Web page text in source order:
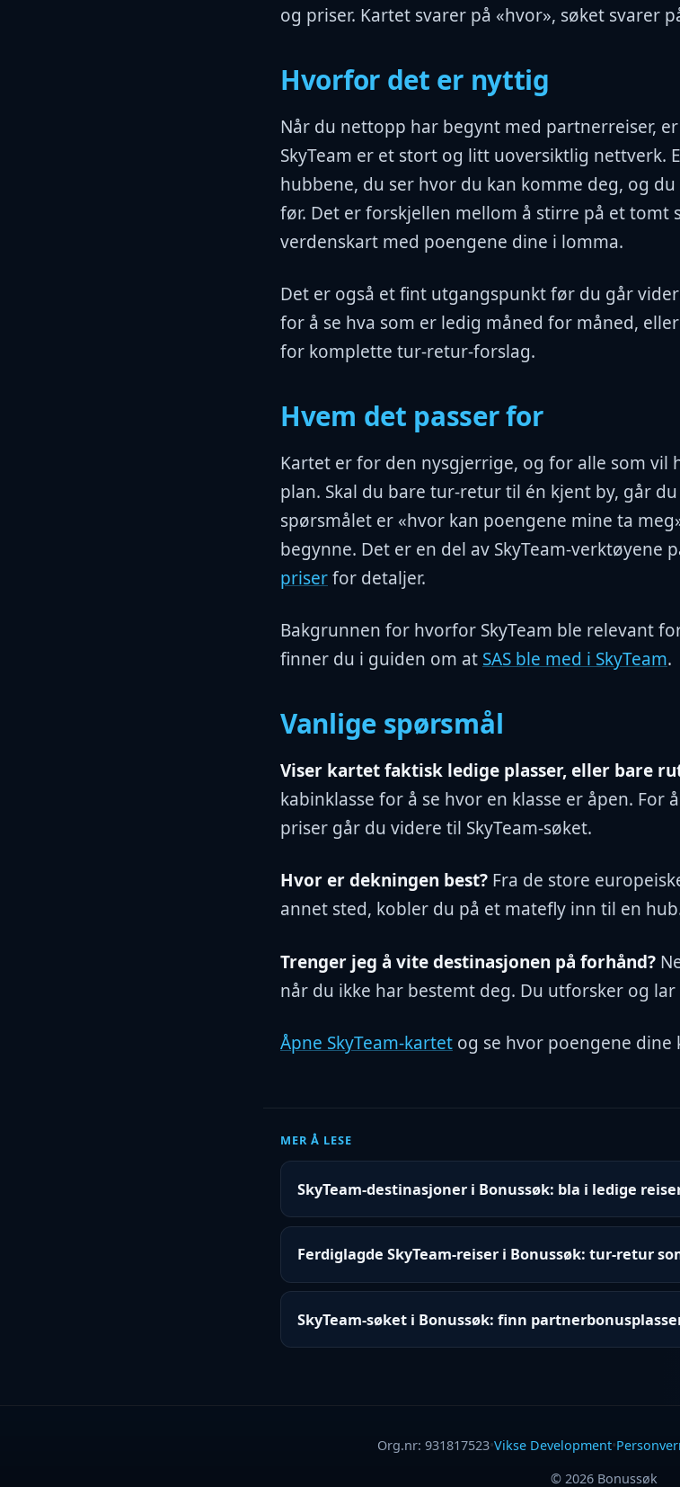
og priser. Kartet svarer på «hvor», søket svarer
Hvorfor det er nyttig
Når du nettopp har begynt med partnerreiser,
SkyTeam er et stort og litt uoversiktlig nettverk.
hubbene, du ser hvor du kan komme deg, og
før. Det er forskjellen mellom å stirre på et tomt
verdenskart med poengene dine i lomma.
Det er også et fint utgangspunkt før du går
for å se hva som er ledig måned for måned,
for komplette tur-retur-forslag.
Hvem det passer for
Kartet er for den nysgjerrige, og for alle som vil
plan. Skal du bare tur-retur til én kjent by, går
spørsmålet er «hvor kan poengene mine ta
begynne. Det er en del av SkyTeam-verktøyene
priserfor detaljer.
Bakgrunnen for hvorfor SkyTeam ble relevant
finner du i guiden om at SAS ble med i SkyTeam.
Vanlige spørsmål
Viser kartet faktisk ledige plasser, eller bare
kabinklasse for å se hvor en klasse er åpen. For
priser går du videre til SkyTeam-søket.
Hvor er dekningen best? Fra de store
annet sted, kobler du på et matefly inn til en
Trenger jeg å vite destinasjonen på forhånd?
når du ikke har bestemt deg. Du utforsker og
Åpne SkyTeam-kartet og se hvor poengene dine
MER Å LESE
SkyTeam-destinasjoner i Bonussøk: bla i ledige
Ferdiglagde SkyTeam-reiser i Bonussøk: tur-retur
SkyTeam-søket i Bonussøk: finn
Org.nr: 931817523•Vikse Development•
© 2026 Bonussøk